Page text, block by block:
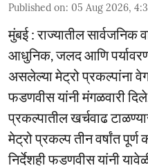
Published on: 05 Aug 2026,
मुंबई : राज्यातील सार्वजनिक
आधुनिक, जलद आणि
असलेल्या मेट्रो प्रकल्पांना
फडणवीस यांनी मंगळवारी
प्रकल्पातील खर्चवाढ
मेट्रो प्रकल्प तीन वर्षांत
निर्देशही फडणवीस यांनी